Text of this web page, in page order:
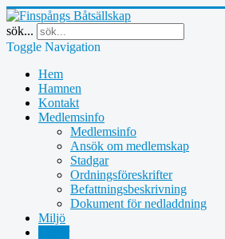
sök...
Toggle Navigation
Hem
Hamnen
Kontakt
Medlemsinfo
Medlemsinfo
Ansök om medlemskap
Stadgar
Ordningsföreskrifter
Befattningsbeskrivning
Dokument för nedladdning
Miljö